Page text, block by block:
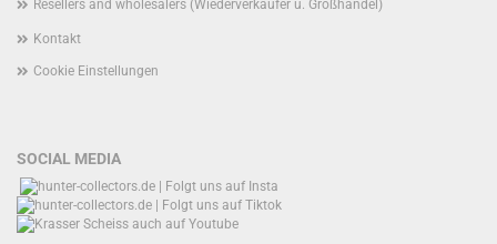
Resellers and wholesalers (Wiederverkäufer u. Großhandel)
Kontakt
Cookie Einstellungen
SOCIAL MEDIA